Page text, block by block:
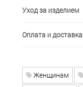
Уход за изделием
Оплата и доставка
Женщинам